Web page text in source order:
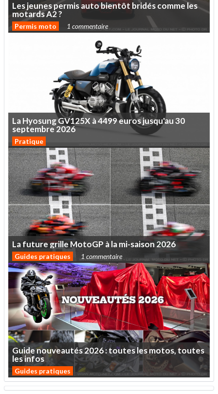
Lesjeunespermisautobientôt bridéscommeles
motardsA2?
Permis moto 1 commentaire
LaHyosungGV125X à4499eurosjusqu'au30
septembre2026
Pratique
Lafuturegrille MotoGP àlami-saison 2026
Guides pratiques 1 commentaire
Guidenouveautés2026:touteslesmotos,toutes
lesinfos
Guides pratiques